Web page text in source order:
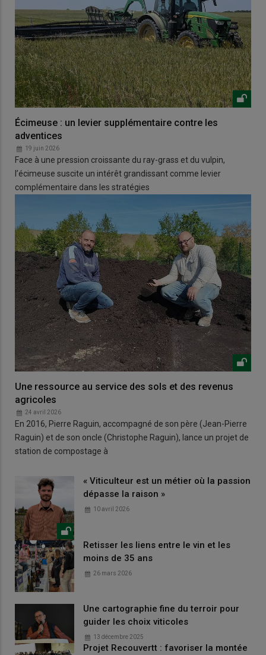
Écimeuse : un levier supplémentaire contre les
adventices
19 juin 2026
Face à une pression croissante du ray-grass et du vulpin,
l’écimeuse suscite un intérêt grandissant comme levier
complémentaire dans les stratégies
Une ressource au service des sols et des revenus
agricoles
24 avril 2026
En 2016, Pierre Raguin, accompagné de son père (Jean-Pierre
Raguin) et de son oncle (Christophe Raguin), lance un projet de
station de compostage à
« Viticulteur est un métier où la passion
dépasse la raison »
10 avril 2026
Retisser les liens entre le vin et les
moins de 35 ans
26 mars 2026
Une cartographie fine du terroir pour
guider les choix viticoles
13 décembre 2025
Projet Recouvertt : favoriser la montée